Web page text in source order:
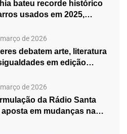
bateu recorde histórico
usados em 2025,…
de 2026
debatem arte, literatura
em edição
de 2026
da Rádio Santa
aposta em mudanças na